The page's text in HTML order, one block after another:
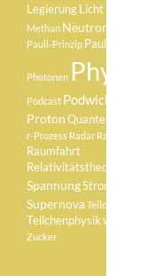
Legierung Licht
Methan Neutron
Pauli-Prinzip Pauli-Verbot
Photonen Physik
Podcast Podwichteln
Proton Quantenphysik
r-Prozess Radar Radioaktivität
Raumfahrt
Relativitätstheorie
SpannungStrom
SupernovaTeilchen
TeilchenphysikWeisser Zwerg
Zucker